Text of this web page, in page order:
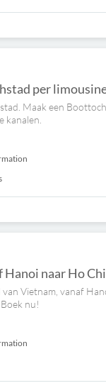
per
Maak een
kanalen.
Hanoi naar Ho
Vietnam, vanaf
nu!